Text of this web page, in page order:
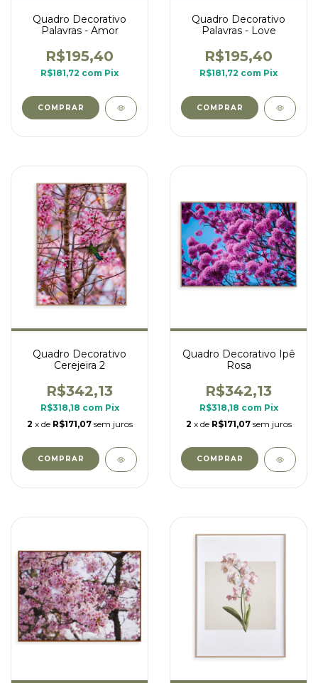
Quadro Decorativo
Palavras - Amor
R$195,40
R$181,72 com Pix
COMPRAR
Quadro Decorativo
Palavras - Love
R$195,40
R$181,72 com Pix
COMPRAR
Quadro Decorativo
Cerejeira 2
R$342,13
R$318,18 com Pix
2 x de R$171,07 sem juros
COMPRAR
Quadro Decorativo Ipê
Rosa
R$342,13
R$318,18 com Pix
2 x de R$171,07 sem juros
COMPRAR